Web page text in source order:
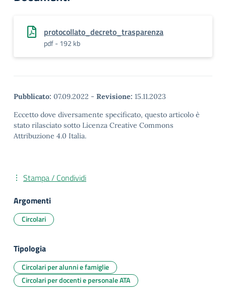
protocollato_decreto_trasparenza
pdf - 192 kb
Pubblicato: 07.09.2022 - Revisione: 15.11.2023
Eccetto dove diversamente specificato, questo articolo è
stato rilasciato sotto Licenza Creative Commons
Attribuzione 4.0 Italia.
Stampa / Condividi
Argomenti
Circolari
Tipologia
Circolari per alunni e famiglie
Circolari per docenti e personale ATA